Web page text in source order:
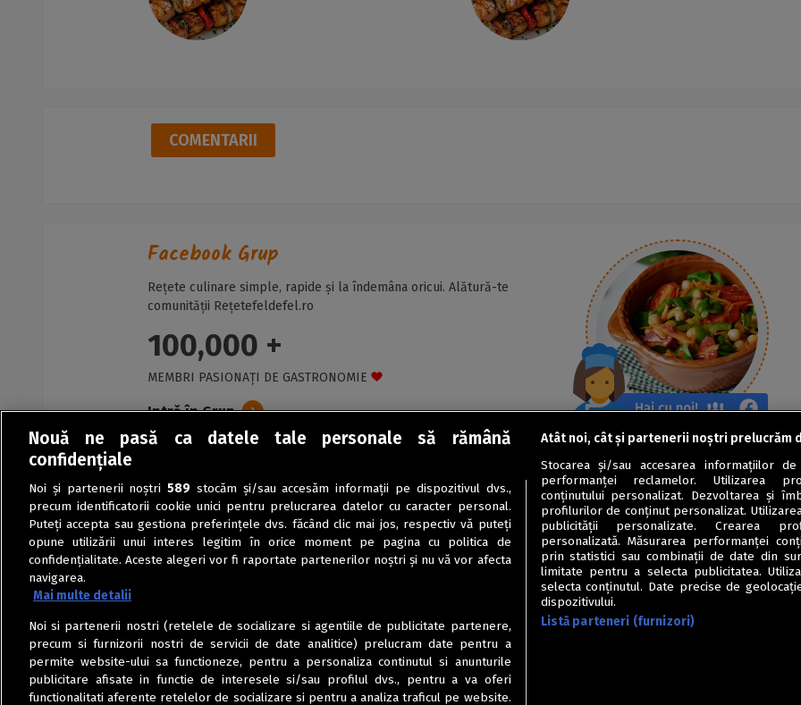
COMENTARII
Facebook Grup
Rețete culinare simple, rapide și la îndemâna oricui. Alătură-te
comunității Rețetefeldefel.ro
100,000 +
MEMBRI PASIONAȚI DE GASTRONOMIE
Intră în Grup
Nouă ne pasă ca datele tale personale să rămână
confidențiale
Noi și partenerii noștri589 stocăm și/sau accesăm informații pe dispozitivul dvs.,
precum identificatorii cookie unici pentru prelucrarea datelor cu caracter personal.
Puteți accepta sau gestiona preferințele dvs. făcând clic mai jos, respectiv vă puteți
opune utilizării unui interes legitim în orice moment pe pagina cu politica de
confidențialitate. Aceste alegeri vor fi raportate partenerilor noștri și nu vă vor afecta
navigarea.
Mai multe detalii
Noi si partenerii nostri (retelele de socializare si agentiile de publicitate partenere,
precum si furnizorii nostri de servicii de date analitice) prelucram date pentru a
permite website-ului sa functioneze, pentru a personaliza continutul si anunturile
publicitare afisate in functie de interesele si/sau profilul dvs., pentru a va oferi
functionalitati aferente retelelor de socializare si pentru a analiza traficul pe website.
Atât noi, cât și partenerii noștri prelucrăm
Stocarea și/sau accesarea informațiilor
performanței reclamelor. Utilizarea
conținutului personalizat. Dezvoltarea și
profilurilor de conținut personalizat.
publicității personalizate. Crearea
personalizată. Măsurarea performanței
prin statistici sau combinații de date din
limitate pentru a selecta publicitatea.
selecta conținutul. Date precise de
dispozitivului.
Listă parteneri (furnizori)